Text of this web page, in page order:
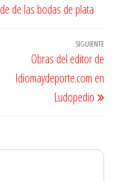
de las bodas de plata
SIGUIENTE
Obras del editor de
Idiomaydeporte.com en
Ludopedio